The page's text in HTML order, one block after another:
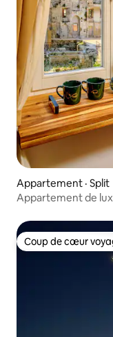
Appartement · Split
Appartement de
Coup de cœur
Coup de cœur